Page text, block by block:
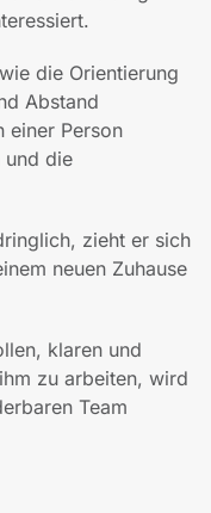
die Orientierung
Abstand
einer Person
und die
zieht er sich
neuen Zuhause
klaren und
zu arbeiten, wird
Team